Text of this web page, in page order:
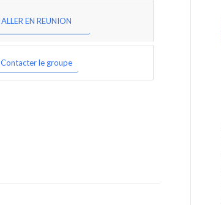
ALLER EN REUNION
Contacter le groupe